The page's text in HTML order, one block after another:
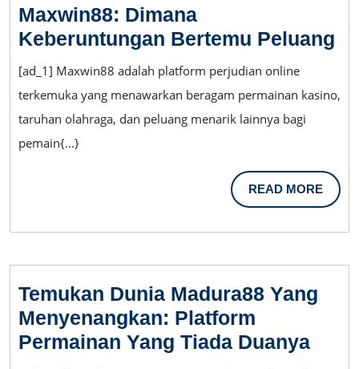
Maxwin88: Dimana
Keberuntungan Bertemu Peluang
[ad_1] Maxwin88 adalah platform perjudian online
terkemuka yang menawarkan beragam permainan kasino,
taruhan olahraga, dan peluang menarik lainnya bagi
pemain{...}
READ MOREREAD
MORE
Temukan Dunia Madura88 Yang
Menyenangkan: Platform
Permainan Yang Tiada Duanya